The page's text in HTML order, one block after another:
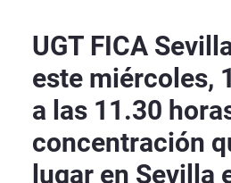
UGT FICA
este miércoles,
a las 11.30
concentración
lugar en Sevilla